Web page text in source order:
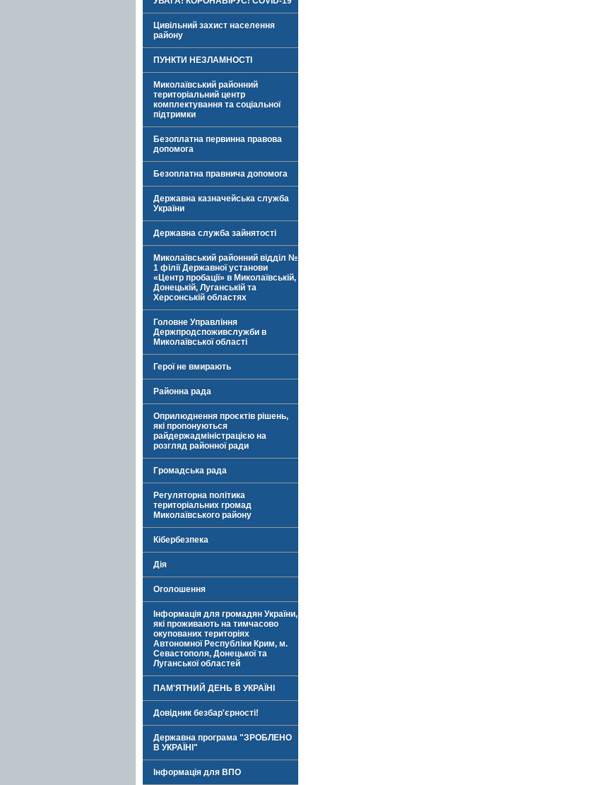
Цивільний захист населення
району
ПУНКТИ НЕЗЛАМНОСТІ
Миколаївський районний
територіальний центр
комплектування та соціальної
підтримки
Безоплатна первинна правова
допомога
Безоплатна правнича допомога
Державна казначейська служба
України
Державна служба зайнятості
Миколаївський районний відділ №
1 філії Державної установи
«Центр пробації» в Миколаївській,
Донецькій, Луганській та
Херсонській областях
Головне Управління
Держпродспоживслужби в
Миколаївської області
Герої не вмирають
Районна рада
Оприлюднення проєктів рішень,
які пропонуються
райдержадміністрацією на
розгляд районної ради
Громадська рада
Регуляторна політика
територіальних громад
Миколаївського району
Кібербезпека
Дія
Оголошення
Інформація для громадян України,
які проживають на тимчасово
окупованих територіях
Автономної Республіки Крим, м.
Севастополя, Донецької та
Луганської областей
ПАМ'ЯТНИЙ ДЕНЬ В УКРАЇНІ
Довідник безбар'єрності!
Державна програма "ЗРОБЛЕНО
В УКРАЇНІ"
Інформація для ВПО